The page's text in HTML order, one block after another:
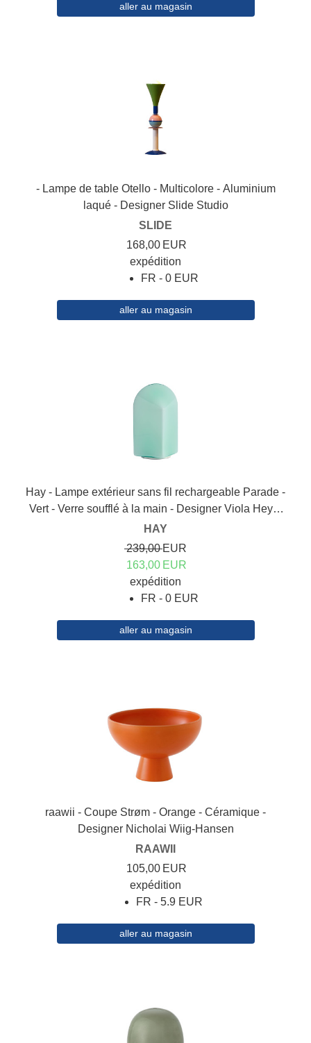
aller au magasin
- Lampe de table Otello - Multicolore - Aluminium
laqué - Designer Slide Studio
SLIDE
168,00 EUR
expédition
FR - 0 EUR
aller au magasin
Hay - Lampe extérieur sans fil rechargeable Parade -
Vert - Verre soufflé à la main - Designer Viola Heyn-
Johnsen
HAY
239,00EUR
163,00 EUR
expédition
FR - 0 EUR
aller au magasin
raawii - Coupe Strøm - Orange - Céramique -
Designer Nicholai Wiig-Hansen
RAAWII
105,00 EUR
expédition
FR - 5.9 EUR
aller au magasin